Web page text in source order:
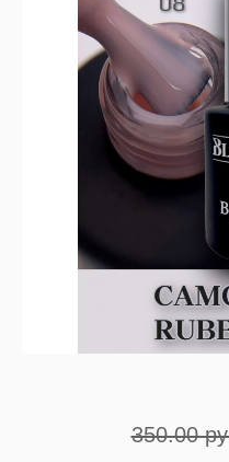
350.00